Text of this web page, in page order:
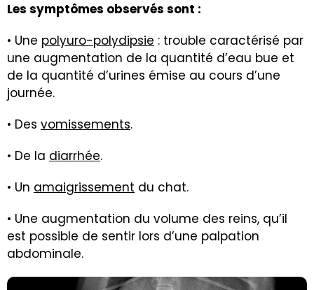
Les symptômes observés sont :
• Une polyuro-polydipsie : trouble caractérisé par
une augmentation de la quantité d’eau bue et
de la quantité d’urines émise au cours d’une
journée.
• Des vomissements.
• De la diarrhée.
• Un amaigrissement du chat.
• Une augmentation du volume des reins, qu’il
est possible de sentir lors d’une palpation
abdominale.